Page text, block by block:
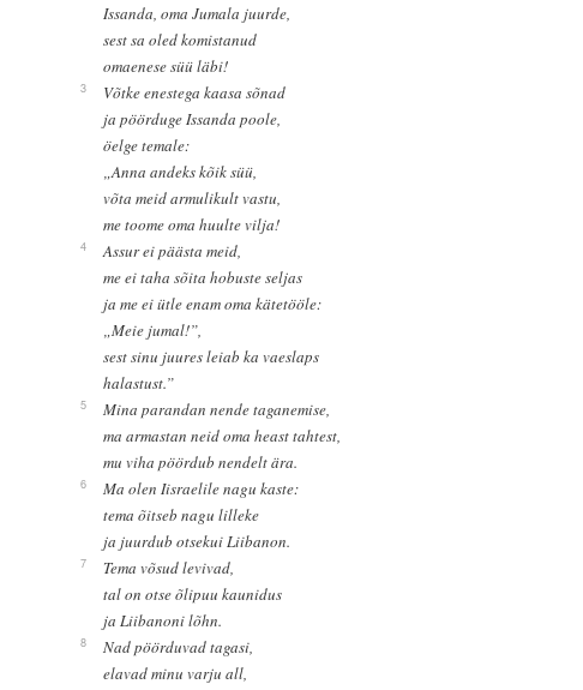
Issanda, oma Jumala juurde,
sest sa oled komistanud
omaenese süü läbi!
3
Võtke enestega kaasa sõnad
ja pöörduge Issanda poole,
öelge temale:
„Anna andeks kõik süü,
võta meid armulikult vastu,
me toome oma huulte vilja!
4
Assur ei päästa meid,
me ei taha sõita hobuste seljas
ja me ei ütle enam oma kätetööle:
„Meie jumal!”,
sest sinu juures leiab ka vaeslaps
halastust.”
5
Mina parandan nende taganemise,
ma armastan neid oma heast tahtest,
mu viha pöördub nendelt ära.
6
Ma olen Iisraelile nagu kaste:
tema õitseb nagu lilleke
ja juurdub otsekui Liibanon.
7
Tema võsud levivad,
tal on otse õlipuu kaunidus
ja Liibanoni lõhn.
8
Nad pöörduvad tagasi,
elavad minu varju all,